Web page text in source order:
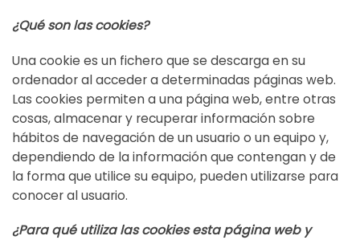
¿Qué son las cookies?
Una cookie es un fichero que se descarga en su
ordenador al acceder a determinadas páginas web.
Las cookies permiten a una página web, entre otras
cosas, almacenar y recuperar información sobre
hábitos de navegación de un usuario o un equipo y,
dependiendo de la información que contengan y de
la forma que utilice su equipo, pueden utilizarse para
conocer al usuario.
¿Para qué utiliza las cookies esta página web y